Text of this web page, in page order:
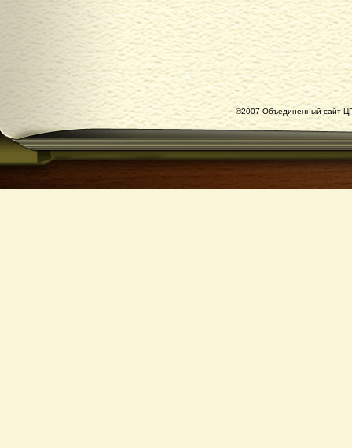
©2007 Объединенный сайт